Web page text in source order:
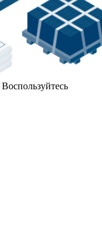
Воспользуйтесь